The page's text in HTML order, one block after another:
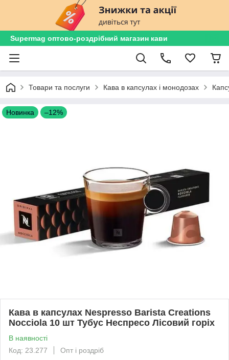
Supermag оптово-роздрібний магазин кави
Товари та послуги Кава в капсулах і монодозах
Новинка –12%
Кава в капсулах Nespresso Barista Creations
Nocciola 10 шт Тубус Неспресо Лісовий горіх
В наявності
Код: 23.277
Опт і роздріб